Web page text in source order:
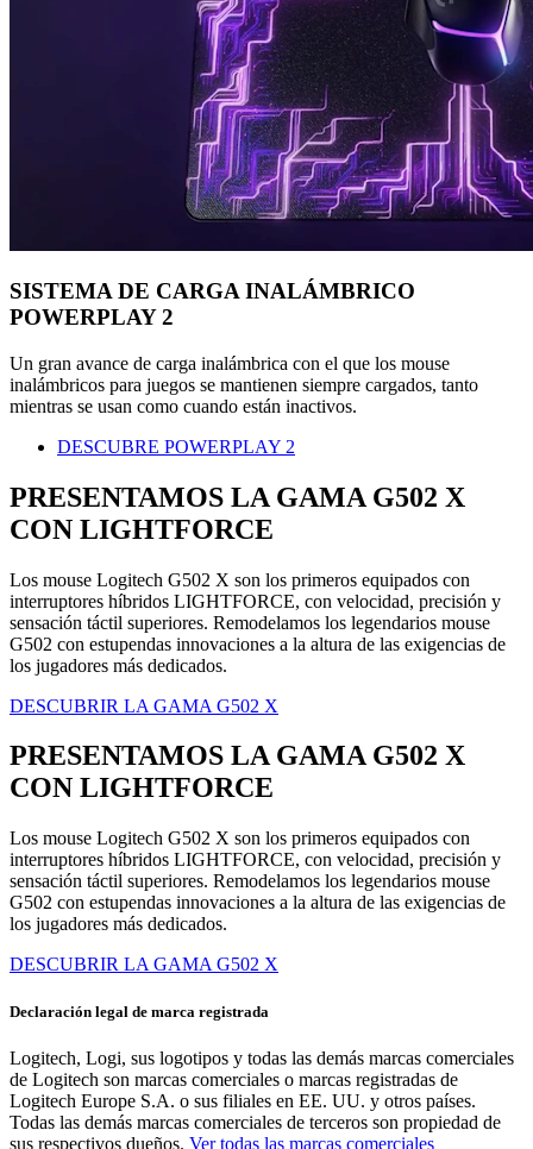
SISTEMA DE CARGA INALÁMBRICO
POWERPLAY 2
Un gran avance de carga inalámbrica con el que los mouse
inalámbricos para juegos se mantienen siempre cargados, tanto
mientras se usan como cuando están inactivos.
DESCUBRE POWERPLAY 2
PRESENTAMOS LA GAMA G502 X
CON LIGHTFORCE
Los mouse Logitech G502 X son los primeros equipados con
interruptores híbridos LIGHTFORCE, con velocidad, precisión y
sensación táctil superiores. Remodelamos los legendarios mouse
G502 con estupendas innovaciones a la altura de las exigencias de
los jugadores más dedicados.
DESCUBRIR LA GAMA G502 X
PRESENTAMOS LA GAMA G502 X
CON LIGHTFORCE
Los mouse Logitech G502 X son los primeros equipados con
interruptores híbridos LIGHTFORCE, con velocidad, precisión y
sensación táctil superiores. Remodelamos los legendarios mouse
G502 con estupendas innovaciones a la altura de las exigencias de
los jugadores más dedicados.
DESCUBRIR LA GAMA G502 X
Declaración legal de marca registrada
Logitech, Logi, sus logotipos y todas las demás marcas comerciales
de Logitech son marcas comerciales o marcas registradas de
Logitech Europe S.A. o sus filiales en EE. UU. y otros países.
Todas las demás marcas comerciales de terceros son propiedad de
sus respectivos dueños. Ver todas las marcas comerciales